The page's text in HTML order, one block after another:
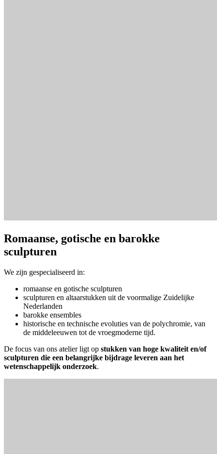
Romaanse, gotische en barokke
sculpturen
We zijn gespecialiseerd in:
romaanse en gotische sculpturen
sculpturen en altaarstukken uit de voormalige Zuidelijke
Nederlanden
barokke ensembles
historische en technische evoluties van de polychromie, van
de middeleeuwen tot de vroegmoderne tijd.
De focus van ons atelier ligt op stukken van hoge kwaliteit en/of
sculpturen die een belangrijke bijdrage leveren aan het
wetenschappelijk onderzoek.